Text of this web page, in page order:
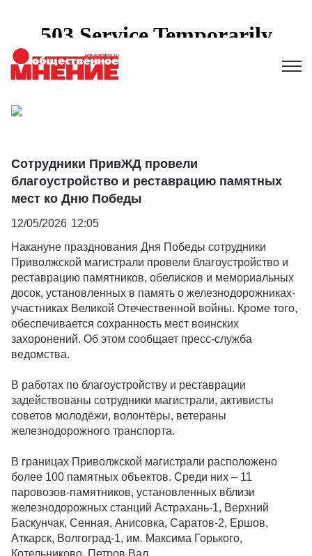
Сотрудники ПривЖД провели
благоустройство и реставрацию памятных
мест ко Дню Победы
12/05/2026 12:05
Накануне празднования Дня Победы сотрудники
Приволжской магистрали провели благоустройство и
реставрацию памятников, обелисков и мемориальных
досок, установленных в память о железнодорожниках-
участниках Великой Отечественной войны. Кроме того,
обеспечивается сохранность мест воинских
захоронений. Об этом сообщает пресс-служба
ведомства.
В работах по благоустройству и реставрации
задействованы сотрудники магистрали, активисты
советов молодёжи, волонтёры, ветераны
железнодорожного транспорта.
В границах Приволжской магистрали расположено
более 100 памятных объектов. Среди них – 11
паровозов-памятников, установленных вблизи
железнодорожных станций Астрахань-1, Верхний
Баскунчак, Сенная, Анисовка, Саратов-2, Ершов,
Аткарск, Волгоград-1, им. Максима Горького,
Котельниково, Петров Вал.